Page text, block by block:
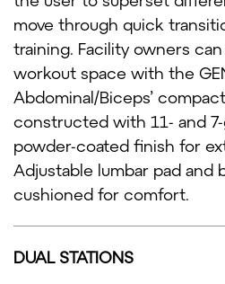
move through quick
training. Facility owners
workout space with the
Abdominal/Biceps’
constructed with 11- and
powder-coated finish for
Adjustable lumbar pad and
cushioned for comfort.
DUAL STATIONS